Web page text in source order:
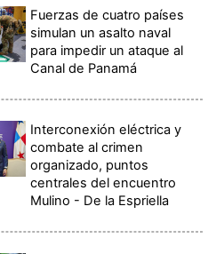
Fuerzas de cuatro países
simulan un asalto naval
para impedir un ataque al
Canal de Panamá
Interconexión eléctrica y
combate al crimen
organizado, puntos
centrales del encuentro
Mulino - De la Espriella